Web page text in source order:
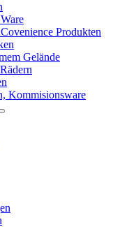
Produkten
Gelände
Kommisionsware